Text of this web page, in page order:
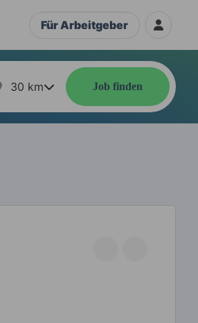
Für Arbeitgeber
30 km Job finden